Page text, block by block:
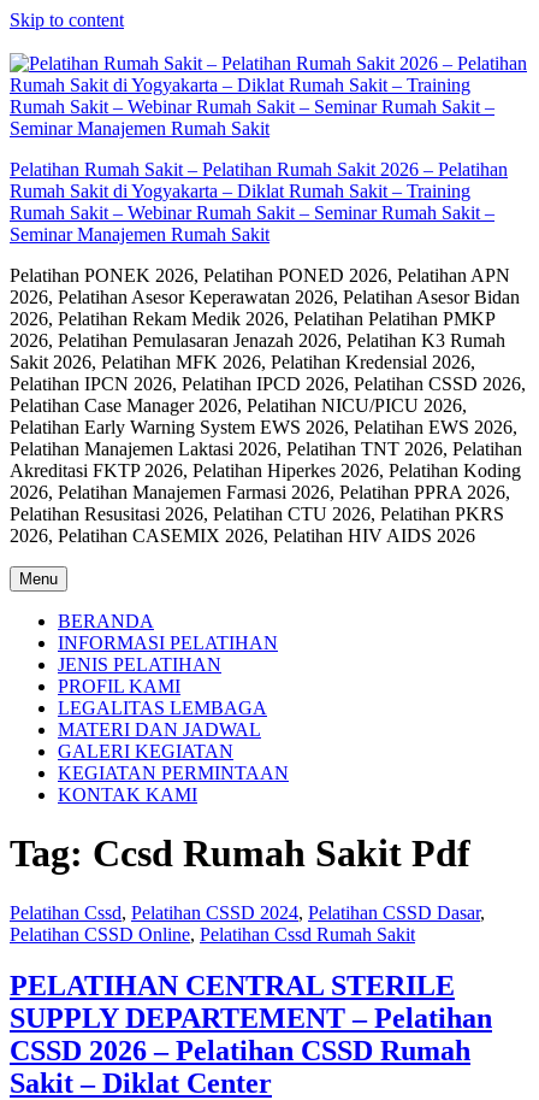
Skip to content
Pelatihan Rumah Sakit – Pelatihan Rumah Sakit 2026 – Pelatihan
Rumah Sakit di Yogyakarta – Diklat Rumah Sakit – Training
Rumah Sakit – Webinar Rumah Sakit – Seminar Rumah Sakit –
Seminar Manajemen Rumah Sakit
Pelatihan PONEK 2026, Pelatihan PONED 2026, Pelatihan APN
2026, Pelatihan Asesor Keperawatan 2026, Pelatihan Asesor Bidan
2026, Pelatihan Rekam Medik 2026, Pelatihan Pelatihan PMKP
2026, Pelatihan Pemulasaran Jenazah 2026, Pelatihan K3 Rumah
Sakit 2026, Pelatihan MFK 2026, Pelatihan Kredensial 2026,
Pelatihan IPCN 2026, Pelatihan IPCD 2026, Pelatihan CSSD 2026,
Pelatihan Case Manager 2026, Pelatihan NICU/PICU 2026,
Pelatihan Early Warning System EWS 2026, Pelatihan EWS 2026,
Pelatihan Manajemen Laktasi 2026, Pelatihan TNT 2026, Pelatihan
Akreditasi FKTP 2026, Pelatihan Hiperkes 2026, Pelatihan Koding
2026, Pelatihan Manajemen Farmasi 2026, Pelatihan PPRA 2026,
Pelatihan Resusitasi 2026, Pelatihan CTU 2026, Pelatihan PKRS
2026, Pelatihan CASEMIX 2026, Pelatihan HIV AIDS 2026
Menu
BERANDA
INFORMASI PELATIHAN
JENIS PELATIHAN
PROFIL KAMI
LEGALITAS LEMBAGA
MATERI DAN JADWAL
GALERI KEGIATAN
KEGIATAN PERMINTAAN
KONTAK KAMI
Tag: Ccsd Rumah Sakit Pdf
Pelatihan Cssd, Pelatihan CSSD 2024, Pelatihan CSSD Dasar,
Pelatihan CSSD Online, Pelatihan Cssd Rumah Sakit
PELATIHAN CENTRAL STERILE
SUPPLY DEPARTEMENT – Pelatihan
CSSD 2026 – Pelatihan CSSD Rumah
Sakit – Diklat Center